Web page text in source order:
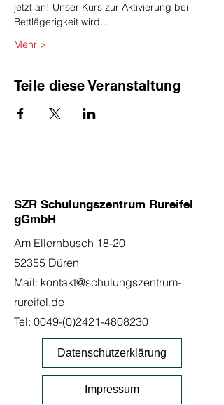
jetzt an! Unser Kurs zur Aktivierung bei
Bettlägerigkeit wird…
Mehr >
Teile diese Veranstaltung
SZR Schulungszentrum Rureifel
gGmbH
Am Ellernbusch 18-20
52355 Düren
Mail: kontakt@schulungszentrum-
rureifel.de
Tel: 0049-(0)2421-4808230
Datenschutzerklärung
Impressum